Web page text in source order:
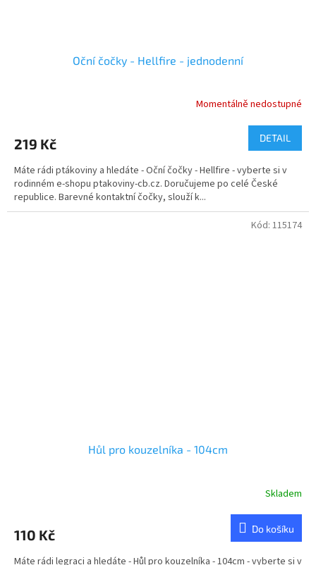
Oční čočky - Hellfire - jednodenní
Momentálně nedostupné
219 Kč DETAIL
Máte rádi ptákoviny a hledáte - Oční čočky - Hellfire - vyberte si v
rodinném e-shopu ptakoviny-cb.cz. Doručujeme po celé České
republice. Barevné kontaktní čočky, slouží k...
Hůl pro kouzelníka - 104cm
Skladem
110 Kč Do košíku
Máte rádi legraci a hledáte - Hůl pro kouzelníka - 104cm - vyberte si v
Kód: 115174